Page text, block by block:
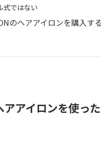
式ではない
のヘアアイロンを購入す
アイロンを使っ